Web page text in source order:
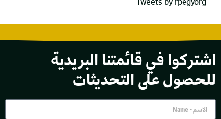
اشتركوا في قائمتنا البريدية
للحصول على التحديثات